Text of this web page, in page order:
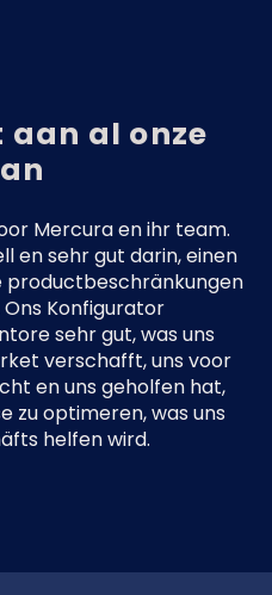
al onze
Mercura en ihr team.
en sehr gut darin, einen
productbeschränkungen
Ons Konfigurator
sehr gut, was uns
verschafft, uns voor
en uns geholfen hat,
zu optimeren, was uns
helfen wird.